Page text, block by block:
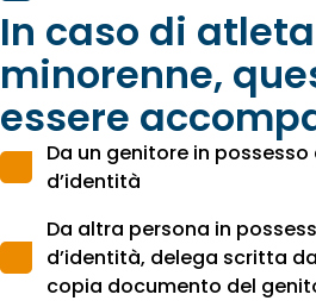
In caso di atleta
minorenne,
essere
Da un genitore in
d’identità
Da altra persona in
d’identità, delega scritta
copia documento del